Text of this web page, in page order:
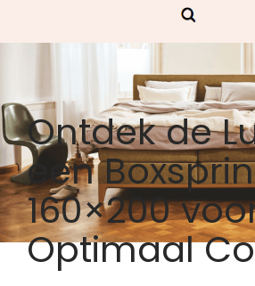
Ontdek de
een
160×200
Optimaal